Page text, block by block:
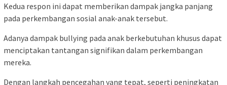
Kedua respon ini dapat memberikan dampak jangka panjang
pada perkembangan sosial anak-anak tersebut.
Adanya dampak bullying pada anak berkebutuhan khusus dapat
menciptakan tantangan signifikan dalam perkembangan
mereka.
Dengan langkah pencegahan yang tepat, seperti peningkatan